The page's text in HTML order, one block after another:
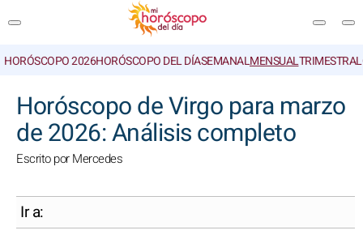
HORÓSCOPO 2026HORÓSCOPO DEL DÍASEMANALMENSUALTRIMESTRAL
Horóscopo de Virgo para marzo
de 2026: Análisis completo
Escrito por Mercedes
Ir a: